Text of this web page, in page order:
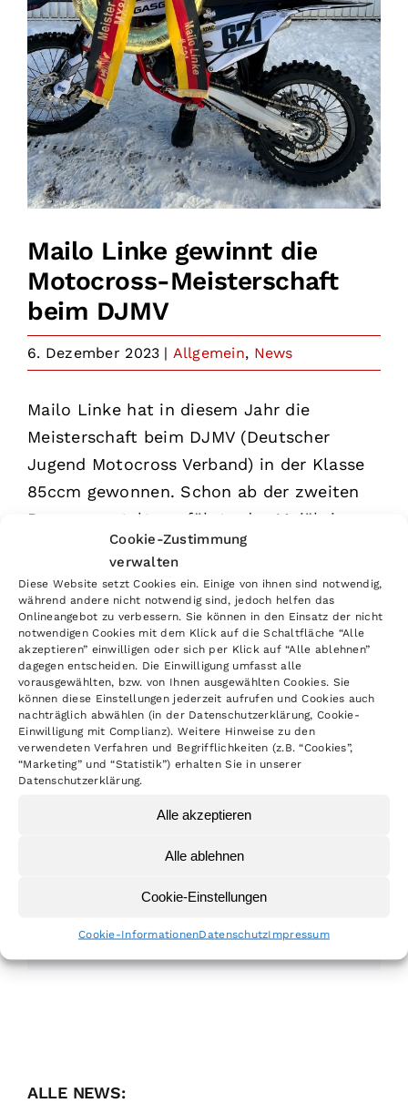
Cookie-Zustimmung
verwalten
Diese Website setzt Cookies ein. Einige von ihnen sind notwendig,
während andere nicht notwendig sind, jedoch helfen das
Onlineangebot zu verbessern. Sie können in den Einsatz der nicht
notwendigen Cookies mit dem Klick auf die Schaltfläche “Alle
akzeptieren” einwilligen oder sich per Klick auf “Alle ablehnen”
dagegen entscheiden. Die Einwilligung umfasst alle
vorausgewählten, bzw. von Ihnen ausgewählten Cookies. Sie
können diese Einstellungen jederzeit aufrufen und Cookies auch
nachträglich abwählen (in der Datenschutzerklärung, Cookie-
Einwilligung mit Complianz). Weitere Hinweise zu den
verwendeten Verfahren und Begrifflichkeiten (z.B. “Cookies”,
“Marketing” und “Statistik”) erhalten Sie in unserer
Datenschutzerklärung.
Alle akzeptieren
Alle ablehnen
Cookie-Einstellungen
Cookie-InformationenDatenschutzImpressum
Mailo Linke gewinnt die
Motocross-Meisterschaft
beim DJMV
6. Dezember 2023 | Allgemein, News
Mailo Linke hat in diesem Jahr die
Meisterschaft beim DJMV (Deutscher
Jugend Motocross Verband) in der Klasse
85ccm gewonnen. Schon ab der zweiten
Rennveranstaltung führte der 14-jährige
Motocrosser auf seiner 85ccm GasGas die
Tabelle an und siegte klar vor seinen
Konkurrenten. Mailo Linke fährt für den
MSC Isny. Am 25. November konnte der
strahlende Meisterschaftsführende seinen
Meisterschaftskranz und den wohl
verdienten Pokal in Empfang nehmen.
Auch im nächsten Jahr wird das junge
Nachwuchstalent auf DM-Läufen und beim
MX Masters zusehen sein.
TEILEN:
Facebook
WhatsApp
E-
ALLE NEWS: